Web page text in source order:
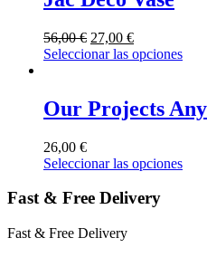
56,00€ 27,00 €
Seleccionar las opciones
Our Projects
26,00 €
Seleccionar las opciones
Fast & Free Delivery
Fast & Free Delivery